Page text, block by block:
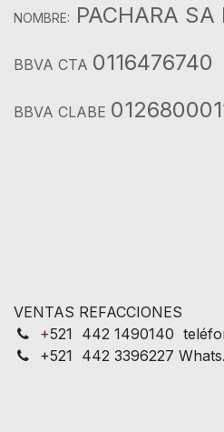
NOMBRE: PACHARA SA
BBVA CTA 0116476740
BBVA CLABE
VENTAS REFACCIONES
+521 442 1490140
+521 442 3396227